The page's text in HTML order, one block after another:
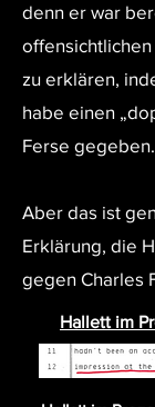
denn er war
zu erklären,
habe einen
Ferse gegeben.
Aber das ist
Erklärung, die
gegen Charles
Hallett im